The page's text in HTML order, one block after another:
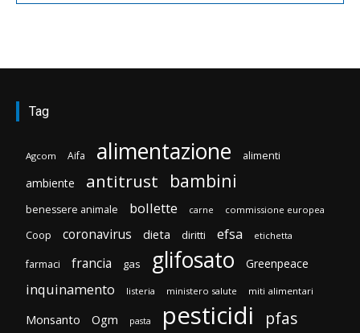
Tag
Agcom Aifa alimentazione alimenti
ambiente antitrust bambini
benessere animale bollette carne commissione europea
Coop coronavirus dieta diritti efsa etichetta
farmaci francia gas glifosato Greenpeace
inquinamento listeria ministero salute miti alimentari
Monsanto Ogm pasta pesticidi pfas